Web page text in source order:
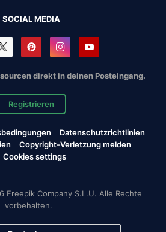
SOCIAL MEDIA
direkt in deinen Posteingang.
Registrieren
Datenschutzrichtlinien
Copyright-Verletzung melden
Cookies settings
Company S.L.U. Alle Rechte
vorbehalten.